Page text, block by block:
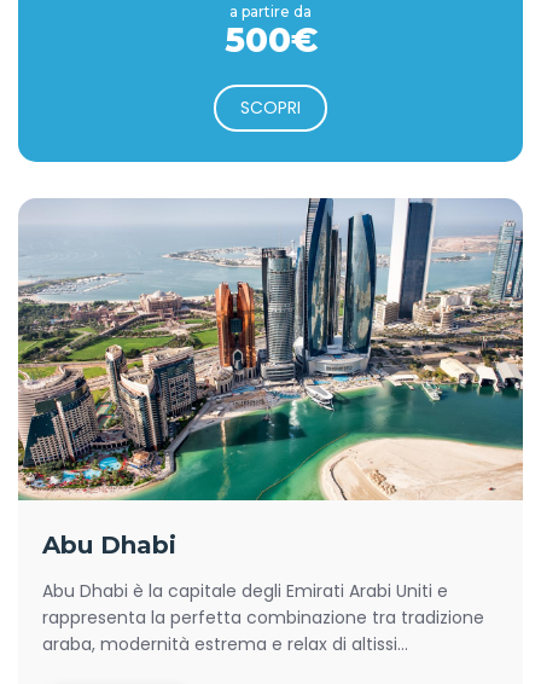
a partire da
500€
SCOPRI
Abu Dhabi
Abu Dhabi è la capitale degli Emirati Arabi Uniti e
rappresenta la perfetta combinazione tra tradizione
araba, modernità estrema e relax di altissi...